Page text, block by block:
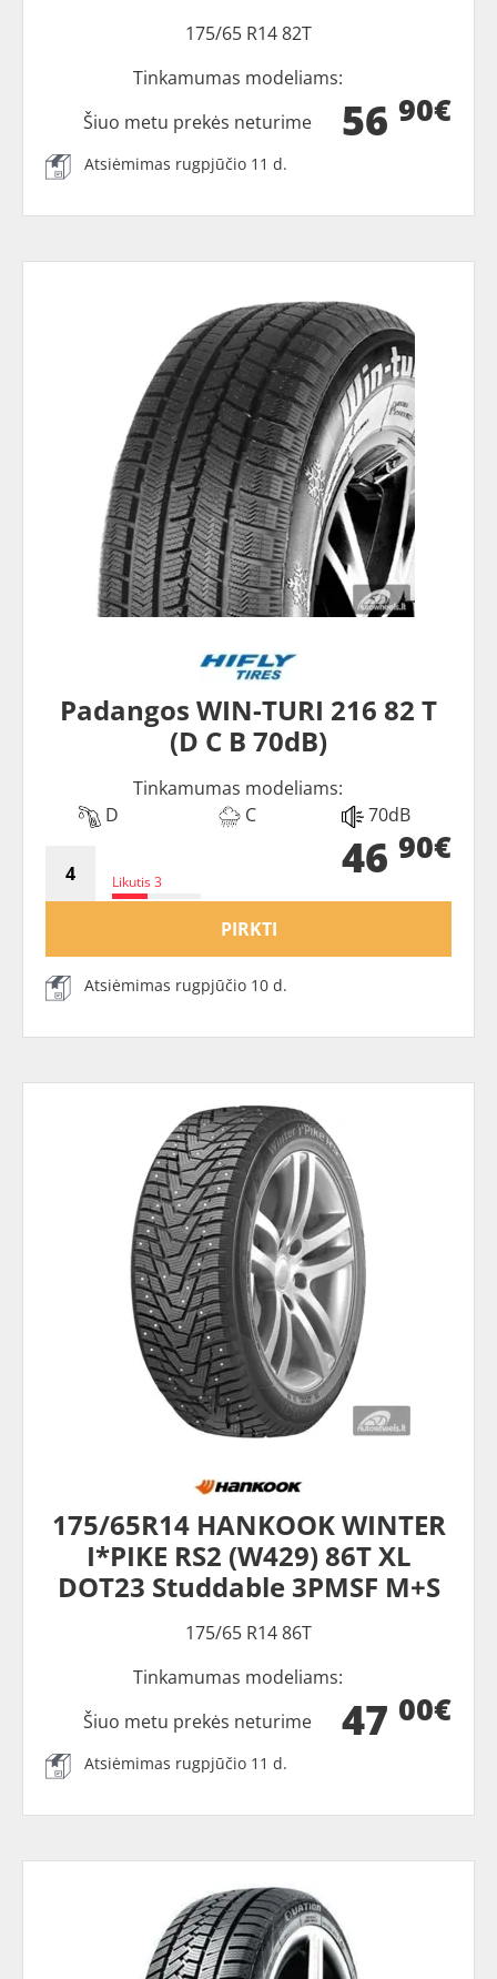
175/65 R14 82T
Tinkamumas modeliams:
56 90€
Šiuo metu prekės neturime
Atsiėmimas rugpjūčio 11 d.
Padangos WIN-TURI 216 82 T
(D C B 70dB)
Tinkamumas modeliams:
D
C 70dB
Likutis 3 46 90€
PIRKTI
Atsiėmimas rugpjūčio 10 d.
175/65R14 HANKOOK WINTER
I*PIKE RS2 (W429) 86T XL
DOT23 Studdable 3PMSF M+S
175/65 R14 86T
Tinkamumas modeliams:
47 00€
Šiuo metu prekės neturime
Atsiėmimas rugpjūčio 11 d.